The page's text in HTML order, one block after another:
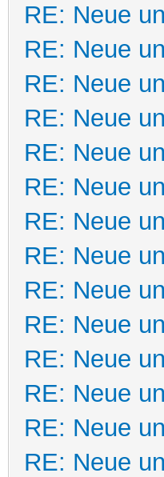
RE: Neue
RE: Neue
RE: Neue
RE: Neue
RE: Neue
RE: Neue
RE: Neue
RE: Neue
RE: Neue
RE: Neue
RE: Neue
RE: Neue
RE: Neue
RE: Neue